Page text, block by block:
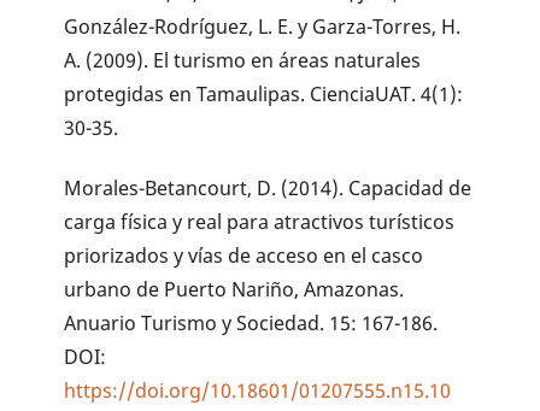
González-Rodríguez, L. E. y Garza-Torres, H.
A. (2009). El turismo en áreas naturales
protegidas en Tamaulipas. CienciaUAT. 4(1):
30-35.
Morales-Betancourt, D. (2014). Capacidad de
carga física y real para atractivos turísticos
priorizados y vías de acceso en el casco
urbano de Puerto Nariño, Amazonas.
Anuario Turismo y Sociedad. 15: 167-186.
DOI:
https://doi.org/10.18601/01207555.n15.10